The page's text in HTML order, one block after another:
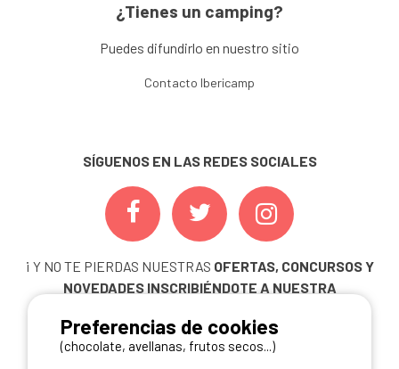
¿Tienes un camping?
Puedes difundirlo en nuestro sitio
Contacto Ibericamp
SÍGUENOS EN LAS REDES SOCIALES
¡ Y NO TE PIERDAS NUESTRAS OFERTAS, CONCURSOS Y
NOVEDADES INSCRIBIÉNDOTE A NUESTRA
ME INSCRIBO
Preferencias de cookies
(chocolate, avellanas, frutos secos...)